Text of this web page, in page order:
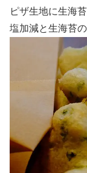
ピザ生地に生海
塩加減と生海苔